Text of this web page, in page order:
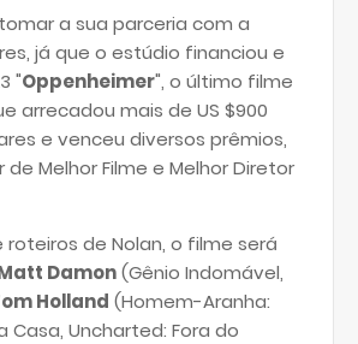
a sua parceria com a
já que o estúdio financiou e
"Oppenheimer", o último filme
arrecadou mais de US $900
e venceu diversos prêmios,
de Melhor Filme e Melhor Diretor
de Nolan, o filme será
Damon(Gênio Indomável,
Holland (Homem-Aranha:
Casa, Uncharted: Fora do